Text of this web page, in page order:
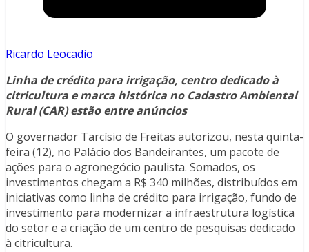
Ricardo Leocadio
Linha de crédito para irrigação, centro dedicado à
citricultura e marca histórica no Cadastro Ambiental
Rural (CAR) estão entre anúncios
O governador Tarcísio de Freitas autorizou, nesta quinta-
feira (12), no Palácio dos Bandeirantes, um pacote de
ações para o agronegócio paulista. Somados, os
investimentos chegam a R$ 340 milhões, distribuídos em
iniciativas como linha de crédito para irrigação, fundo de
investimento para modernizar a infraestrutura logística
do setor e a criação de um centro de pesquisas dedicado
à citricultura.